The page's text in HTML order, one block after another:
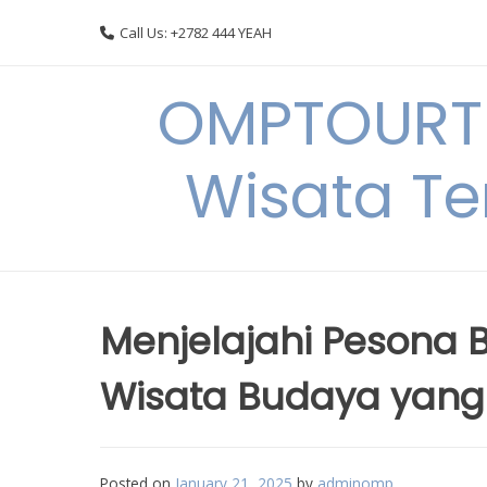
Call Us: +2782 444 YEAH
Wisata
Menjelajahi Pesona
Wisata Budaya